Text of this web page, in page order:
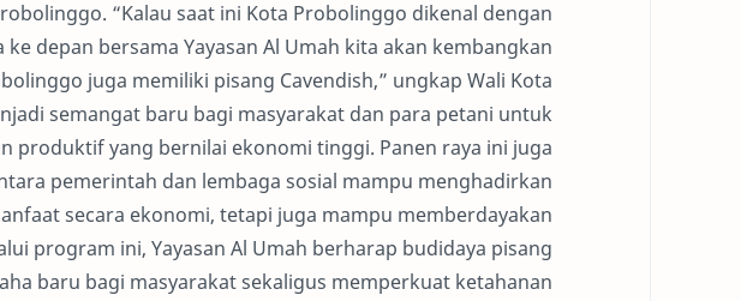
“Kalau saat ini Kota Probolinggo dikenal dengan
depan bersama Yayasan Al Umah kita akan kembangkan
juga memiliki pisang Cavendish,” ungkap Wali Kota
semangat baru bagi masyarakat dan para petani untuk
produktif yang bernilai ekonomi tinggi. Panen raya ini juga
pemerintah dan lembaga sosial mampu menghadirkan
secara ekonomi, tetapi juga mampu memberdayakan
program ini, Yayasan Al Umah berharap budidaya pisang
baru bagi masyarakat sekaligus memperkuat ketahanan